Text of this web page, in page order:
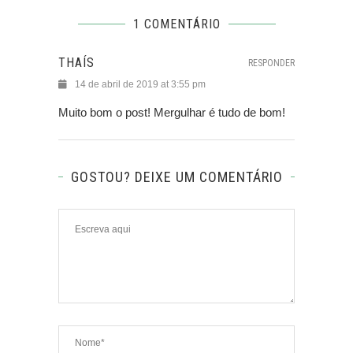
1 COMENTÁRIO
THAÍS
14 de abril de 2019 at 3:55 pm
Muito bom o post! Mergulhar é tudo de bom!
RESPONDER
GOSTOU? DEIXE UM COMENTÁRIO